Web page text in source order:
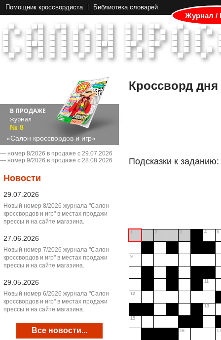
Помощник кроссвордиста Библиотека словарей
Журнал /
В ПРОДАЖЕ
журнал
№ 8
«Салон кроссвордов и игр»
― номер 8/2026 в продаже с 29.07.2026
― номер 9/2026 в продаже с 28.08.2026
Новости
29.07.2026
Новый номер 8/2026 журнала "Салон
кроссвордов и игр" в местах продажи
прессы и на сайте магазина.
27.06.2026
Новый номер 7/2026 журнала "Салон
кроссвордов и игр" в местах продажи
прессы и на сайте магазина.
29.05.2026
Новый номер 6/2026 журнала "Салон
кроссвордов и игр" в местах продажи
прессы и на сайте магазина.
Все новости...
Кроссворд дня
Подсказки к заданию:
1 2 3 4 5
9
11
12
13
15
16 17